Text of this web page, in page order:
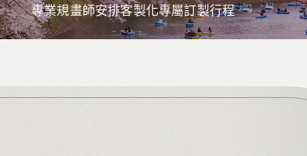
專業規畫師安排客製化專屬訂製行程